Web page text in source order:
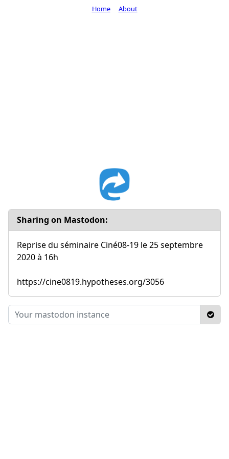
Sharing on Mastodon:
Reprise du séminaire Ciné08-19 le 25 septembre
2020 à 16h
https://cine0819.hypotheses.org/3056
Home About